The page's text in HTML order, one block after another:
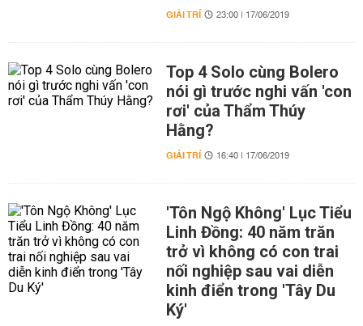
GIẢI TRÍ 23:00 | 17/06/2019
Top 4 Solo cùng Bolero
nói gì trước nghi vấn 'con
rơi' của Thẩm Thúy
Hằng?
GIẢI TRÍ 16:40 | 17/06/2019
'Tôn Ngộ Không' Lục Tiểu
Linh Đồng: 40 năm trăn
trở vì không có con trai
nối nghiệp sau vai diễn
kinh điển trong 'Tây Du
Ký'